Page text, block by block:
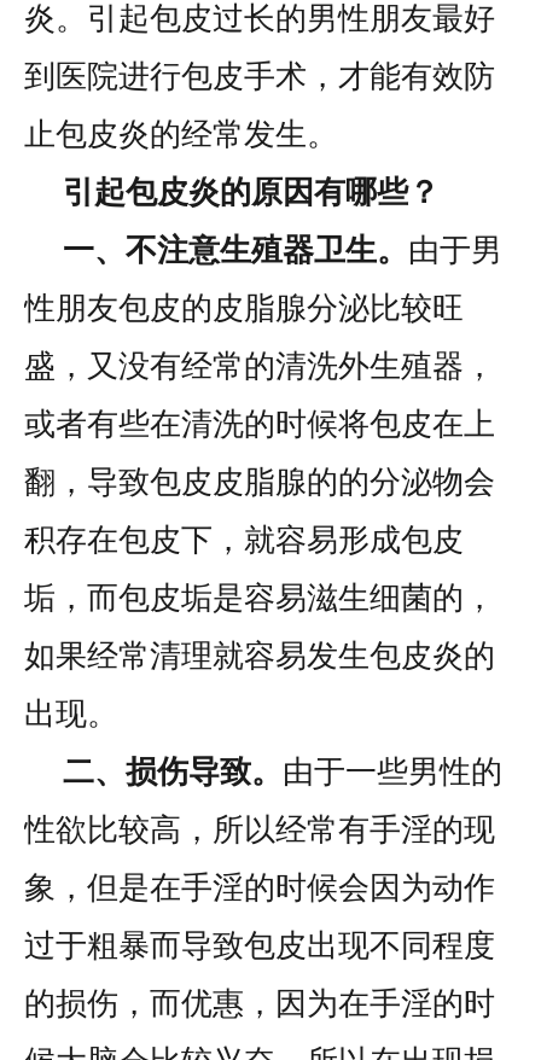
炎。引起包皮过长的男性朋友最好
到医院进行包皮手术，才能有效防
止包皮炎的经常发生。
引起包皮炎的原因有哪些？
一、不注意生殖器卫生。 由于男
性朋友包皮的皮脂腺分泌比较旺
盛，又没有经常的清洗外生殖器，
或者有些在清洗的时候将包皮在上
翻，导致包皮皮脂腺的的分泌物会
积存在包皮下，就容易形成包皮
垢，而包皮垢是容易滋生细菌的，
如果经常清理就容易发生包皮炎的
出现。
二、损伤导致。 由于一些男性的
性欲比较高，所以经常有手淫的现
象，但是在手淫的时候会因为动作
过于粗暴而导致包皮出现不同程度
的损伤，而优惠，因为在手淫的时